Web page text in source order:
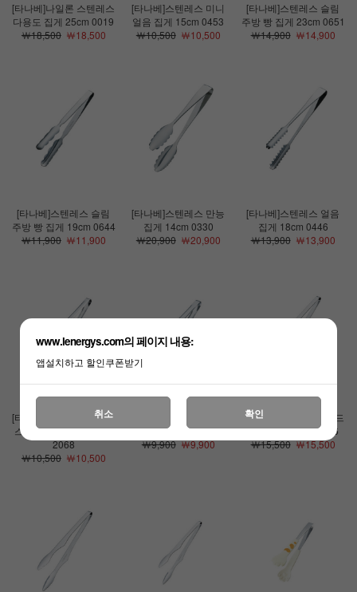
[타나베]나일론 스텐레스
다용도 집게 25cm 0019
￦18,500￦18,500
[타나베]스텐레스 미니
얼음 집게 15cm 0453
￦10,500￦10,500
[타나베]스텐레스 슬림
주방 빵 집게 23cm 0651
￦14,900￦14,900
[타나베]스텐레스 슬림
주방 빵 집게 19cm 0644
￦11,900￦11,900
[타나베]스텐레스 만능
집게 14cm 0330
￦20,900￦20,900
[타나베]스텐레스 얼음
집게 18cm 0446
￦13,900￦13,900
[타나베]스텐레스 파스타
스파게티 면 집게 21cm
2068
￦10,500￦10,500
집게 20cm 2129
￦9,900￦9,900
[타나베]스텐레스 스탠드
고기 집게 24cm 2426
￦15,500￦15,500
www.lenergys.com의 페이지 내용:
앱설치하고 할인쿠폰받기
취소 확인